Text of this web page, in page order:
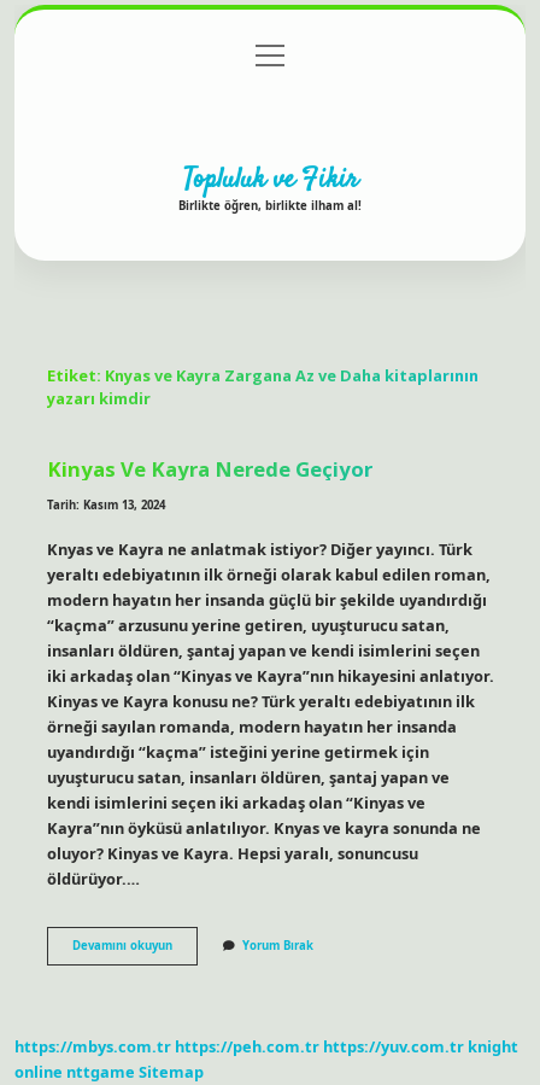
Gizlilik Politikası
menüyü
aç
Topluluk ve Fikir
Birlikte öğren, birlikte ilham al!
Etiket: Knyas ve Kayra Zargana Az ve Daha kitaplarının
yazarı kimdir
Kinyas Ve Kayra Nerede Geçiyor
Tarih: Kasım 13, 2024
Knyas ve Kayra ne anlatmak istiyor? Diğer yayıncı. Türk
yeraltı edebiyatının ilk örneği olarak kabul edilen roman,
modern hayatın her insanda güçlü bir şekilde uyandırdığı
“kaçma” arzusunu yerine getiren, uyuşturucu satan,
insanları öldüren, şantaj yapan ve kendi isimlerini seçen
iki arkadaş olan “Kinyas ve Kayra”nın hikayesini anlatıyor.
Kinyas ve Kayra konusu ne? Türk yeraltı edebiyatının ilk
örneği sayılan romanda, modern hayatın her insanda
uyandırdığı “kaçma” isteğini yerine getirmek için
uyuşturucu satan, insanları öldüren, şantaj yapan ve
kendi isimlerini seçen iki arkadaş olan “Kinyas ve
Kayra”nın öyküsü anlatılıyor. Knyas ve kayra sonunda ne
oluyor? Kinyas ve Kayra. Hepsi yaralı, sonuncusu
öldürüyor.…
Devamını okuyunKinyas
Ve
Yorum Bırak
https://mbys.com.tr https://peh.com.tr https://yuv.com.tr knight
online nttgame Sitemap